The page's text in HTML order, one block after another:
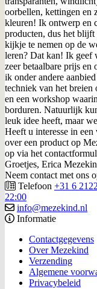
oorbellen, kettingen en
kleuren! Ik ontwerp en
producten, dus het blijft
kijkje te nemen op de
leren? Dat kan! Ik geef
zeer betaalbare prijs
ik onder andere
techniek van het breien
en een workshop
borduren. Natuurlijk
leuk idee heeft, maar
Heeft u interesse in
over een product op
op via het
Groetjes, Erica
Neem contact met ons
Telefoon +31 6
22:00
info@mezekind.nl
Informatie
Contactgegevens
Over Mezekind
Verzending
Algemene
Privacybeleid